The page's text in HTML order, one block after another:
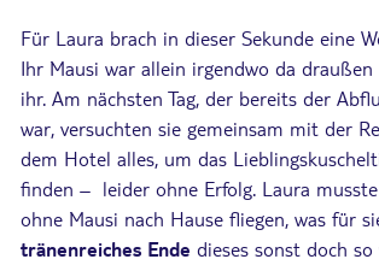
Für Laura brach in dieser Sekunde eine
Ihr Mausi war allein irgendwo da
ihr. Am nächsten Tag, der bereits der
war, versuchten sie gemeinsam mit der
dem Hotel alles, um das
finden – leider ohne Erfolg. Laura
ohne Mausi nach Hause fliegen, was für
tränenreiches Ende dieses sonst doch